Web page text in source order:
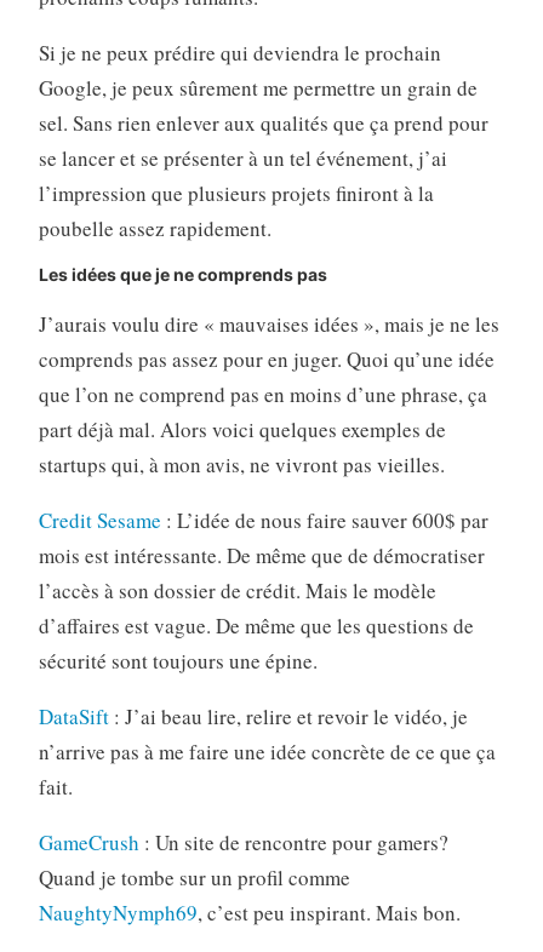
Si je ne peux prédire qui deviendra le prochain
Google, je peux sûrement me permettre un grain de
sel. Sans rien enlever aux qualités que ça prend pour
se lancer et se présenter à un tel événement, j’ai
l’impression que plusieurs projets finiront à la
poubelle assez rapidement.
Les idées que je ne comprends pas
J’aurais voulu dire « mauvaises idées », mais je ne les
comprends pas assez pour en juger. Quoi qu’une idée
que l’on ne comprend pas en moins d’une phrase, ça
part déjà mal. Alors voici quelques exemples de
startups qui, à mon avis, ne vivront pas vieilles.
Credit Sesame : L’idée de nous faire sauver 600$ par
mois est intéressante. De même que de démocratiser
l’accès à son dossier de crédit. Mais le modèle
d’affaires est vague. De même que les questions de
sécurité sont toujours une épine.
DataSift: J’ai beau lire, relire et revoir le vidéo, je
n’arrive pas à me faire une idée concrète de ce que ça
fait.
GameCrush : Un site de rencontre pour gamers?
Quand je tombe sur un profil comme
NaughtyNymph69, c’est peu inspirant. Mais bon.